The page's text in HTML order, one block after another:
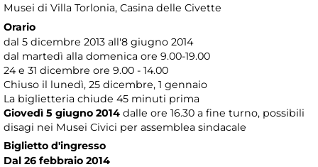
Musei di Villa Torlonia, Casina delle Civette
Orario
dal 5 dicembre 2013 all'8 giugno 2014
dal martedì alla domenica ore 9.00-19.00
24 e 31 dicembre ore 9.00 - 14.00
Chiuso il lunedì, 25 dicembre, 1 gennaio
La biglietteria chiude 45 minuti prima
Giovedì 5 giugno 2014 dalle ore 16.30 a fine turno, possibili
disagi nei Musei Civici per assemblea sindacale
Biglietto d'ingresso
Dal 26 febbraio 2014